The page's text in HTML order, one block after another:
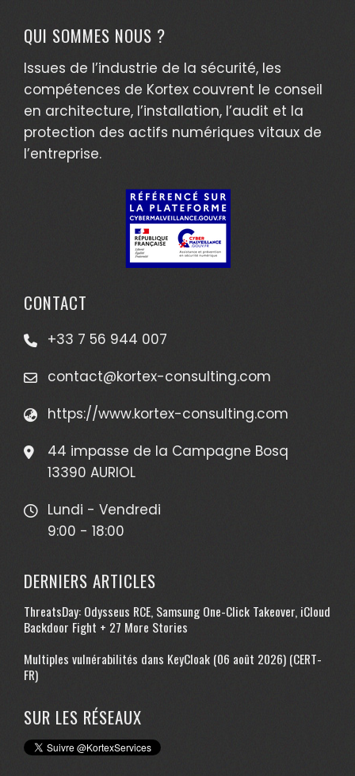
QUI SOMMES NOUS ?
Issues de l’industrie de la sécurité, les
compétences de Kortex couvrent le conseil
en architecture, l’installation, l’audit et la
protection des actifs numériques vitaux de
l’entreprise.
CONTACT
+33 7 56 944 007
contact@kortex-consulting.com
https://www.kortex-consulting.com
44 impasse de la Campagne Bosq
13390 AURIOL
Lundi - Vendredi
9:00 - 18:00
DERNIERS ARTICLES
ThreatsDay: Odysseus RCE, Samsung One-Click Takeover, iCloud
Backdoor Fight + 27 More Stories
Multiples vulnérabilités dans KeyCloak (06 août 2026) (CERT-
FR)
SUR LES RÉSEAUX